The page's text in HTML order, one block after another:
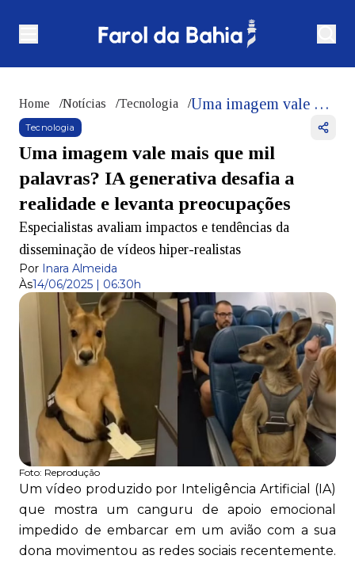
Home /Notícias /Tecnologia / Uma imagem vale mais que mil palavras? IA generativa desafia a realidade e levanta preocupações
Tecnologia
Uma imagem vale mais que mil
palavras? IA generativa desafia a
realidade e levanta preocupações
Especialistas avaliam impactos e tendências da
disseminação de vídeos hiper-realistas
Por Inara Almeida
Às14/06/2025 | 06:30h
Foto: Reprodução
Um vídeo produzido por Inteligência Artificial (IA)
que mostra um canguru de apoio emocional
impedido de embarcar em um avião com a sua
dona movimentou as redes sociais recentemente.